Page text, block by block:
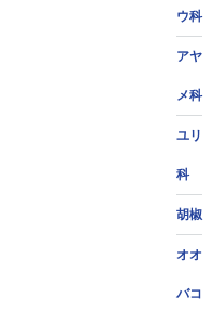
ウ科
アヤ
メ科
ユリ
科
胡椒
オオ
バコ